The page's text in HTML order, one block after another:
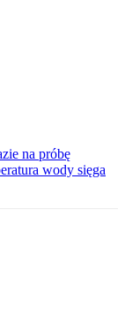
na próbę
wody sięga